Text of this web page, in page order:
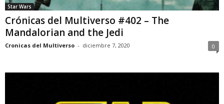
Star Wars
Crónicas del Multiverso #402 – The
Mandalorian and the Jedi
Cronicas del Multiverso - diciembre 7, 2020 0